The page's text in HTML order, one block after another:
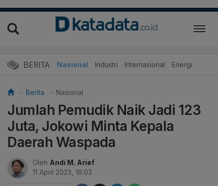
BERITA Nasional Industri Internasional Energi
Berita Nasional
Jumlah Pemudik Naik Jadi 123
Juta, Jokowi Minta Kepala
Daerah Waspada
Oleh Andi M. Arief
11 April 2023, 16:03